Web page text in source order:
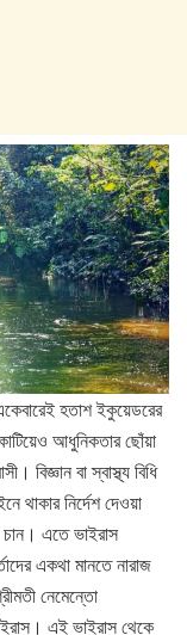
হতাশ ইকুয়েডরের
আধুনিকতার ছোঁয়া
বিজ্ঞান বা স্বাস্থ্য বিধি
থাকার নির্দেশ দেওয়া
চান। এতে ভাইরাস
একথা মানতে নারাজ
নেমেন্তো
এই ভাইরাস থেকে